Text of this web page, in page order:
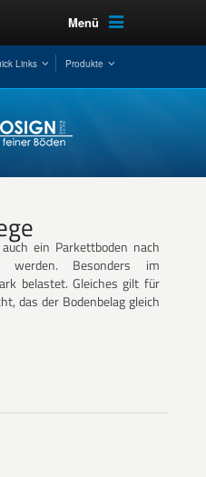
Menü
Links Produkte
ein Parkettboden nach
werden. Besonders im
belastet. Gleiches gilt für
das der Bodenbelag gleich